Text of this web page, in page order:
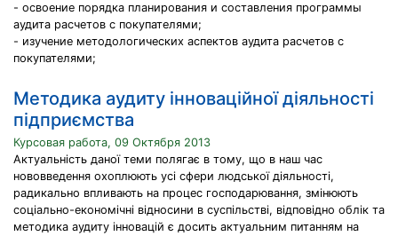
- освоение порядка планирования и составления программы
аудита расчетов с покупателями;
- изучение методологических аспектов аудита расчетов с
покупателями;
Методика аудиту інноваційної діяльності
підприємства
Курсовая работа, 09 Октября 2013
Актуальність даної теми полягає в тому, що в наш час
нововведення охоплюють усі сфери людської діяльності,
радикально впливають на процес господарювання, змінюють
соціально-економічні відносини в суспільстві, відповідно облік та
методика аудиту інновацій є досить актуальним питанням на